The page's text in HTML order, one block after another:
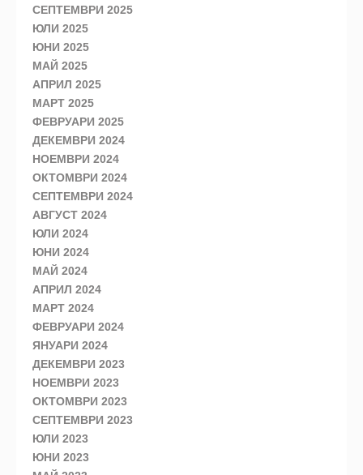
СЕПТЕМВРИ 2025
ЮЛИ 2025
ЮНИ 2025
МАЙ 2025
АПРИЛ 2025
МАРТ 2025
ФЕВРУАРИ 2025
ДЕКЕМВРИ 2024
НОЕМВРИ 2024
ОКТОМВРИ 2024
СЕПТЕМВРИ 2024
АВГУСТ 2024
ЮЛИ 2024
ЮНИ 2024
МАЙ 2024
АПРИЛ 2024
МАРТ 2024
ФЕВРУАРИ 2024
ЯНУАРИ 2024
ДЕКЕМВРИ 2023
НОЕМВРИ 2023
ОКТОМВРИ 2023
СЕПТЕМВРИ 2023
ЮЛИ 2023
ЮНИ 2023